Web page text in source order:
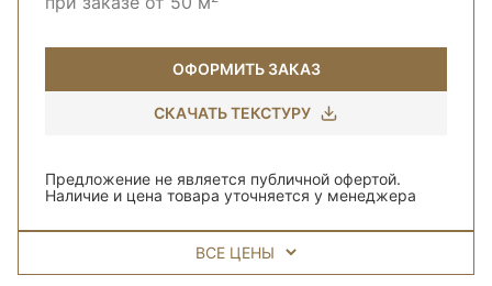
ОФОРМИТЬ ЗАКАЗ
СКАЧАТЬ ТЕКСТУРУ
Предложение не является публичной офертой.
Наличие и цена товара уточняется у менеджера
ВСЕ ЦЕНЫ